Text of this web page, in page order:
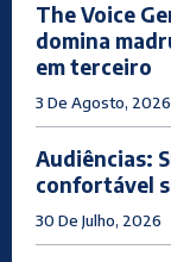
The Voice
domina
em terceiro
3 De Agosto, 2026
Audiências:
confortável
30 De Julho, 2026